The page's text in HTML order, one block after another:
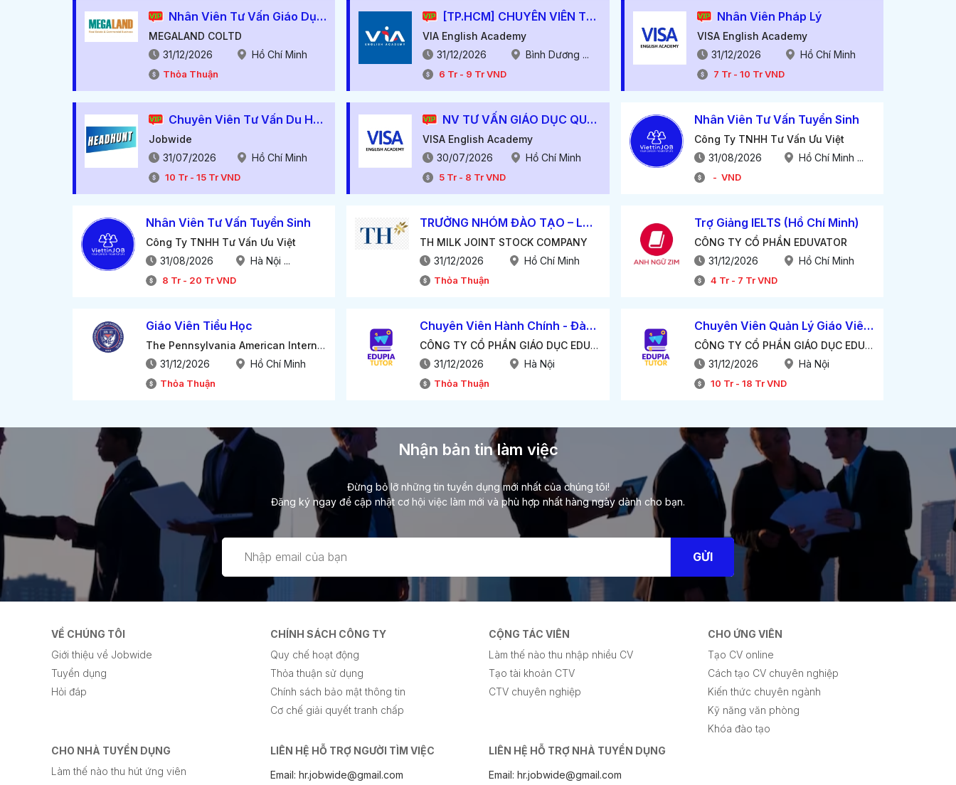
Nhân Viên Tư Vấn Giáo Dục
MEGALAND COLTD
31/12/2026
Hồ Chí Minh
Thỏa Thuận
[TP.HCM] CHUYÊN VIÊN TƯ VẤN TUYỂN SINH (Thu Nhập Từ 15 - 20 Triệu)
VIA English Academy
31/12/2026
Bình Dương ...
6 Tr - 9 TrVND
Nhân Viên Pháp Lý
VISA English Academy
31/12/2026
Hồ Chí Minh
7 Tr - 10 Tr VND
Chuyên Viên Tư Vấn Du Học (thu Nhập Lên Đến 15.000.000)
Jobwide
31/07/2026
Hồ Chí Minh
10 Tr - 15TrVND
NV TƯ VẤN GIÁO DỤC QUA ĐIỆN THOẠI
VISA English Academy
30/07/2026
Hồ Chí Minh
5 Tr - 8 TrVND
Nhân Viên Tư Vấn Tuyển Sinh
Công Ty TNHH Tư Vấn Ưu Việt
31/08/2026
Hồ Chí Minh ...
- VND
Nhân Viên Tư Vấn Tuyển Sinh
Công Ty TNHH Tư Vấn Ưu Việt
31/08/2026
Hà Nội ...
8 Tr - 20 TrVND
TRƯỞNG NHÓM ĐÀO TẠO – LND TEAM LEADER
TH MILK JOINT STOCK COMPANY
31/12/2026
Hồ Chí Minh
Thỏa Thuận
Trợ Giảng IELTS (Hồ Chí Minh)
CÔNG TY CỔ PHẦN EDUVATOR
31/12/2026
Hồ Chí Minh
4 Tr - 7 Tr VND
Giáo Viên Tiểu Học
The Pennsylvania American International School
31/12/2026
Hồ Chí Minh
Thỏa Thuận
Chuyên Viên Hành Chính - Đào Tạo
CÔNG TY CỔ PHẦN GIÁO DỤC EDUCA
31/12/2026
Hà Nội
Thỏa Thuận
Chuyên Viên Quản Lý Giáo Viên Tiếng Anh
CÔNG TY CỔ PHẦN GIÁO DỤC EDUCA
31/12/2026
Hà Nội
10 Tr - 18 Tr VND
Nhận bản tin làm việc
Đừng bỏ lỡ những tin tuyển dụng mới nhất của chúng tôi!
Đăng ký ngay để cập nhật cơ hội việc làm mới và phù hợp nhất hàng ngày dành cho bạn.
GỬI
VỀ CHÚNG TÔI
Giới thiệu về Jobwide
Tuyển dụng
Hỏi đáp
CHÍNH SÁCH CÔNG TY
Quy chế hoạt động
Thỏa thuận sử dụng
Chính sách bảo mật thông tin
Cơ chế giải quyết tranh chấp
CỘNG TÁC VIÊN
Làm thế nào thu nhập nhiều CV
Tạo tài khoản CTV
CTV chuyên nghiệp
CHO ỨNG VIÊN
Tạo CV online
Cách tạo CV chuyên nghiệp
Kiến thức chuyên ngành
Kỹ năng văn phòng
Khóa đào tạo
CHO NHÀ TUYỂN DỤNG
Làm thế nào thu hút ứng viên
LIÊN HỆ HỖ TRỢ NGƯỜI TÌM VIỆC
Email: hr.jobwide@gmail.com
LIÊN HỆ HỖ TRỢ NHÀ TUYỂN DỤNG
Email: hr.jobwide@gmail.com